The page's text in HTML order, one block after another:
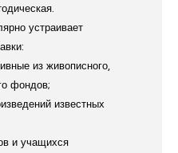
устраивает
из живописного,
фондов;
известных
и учащихся